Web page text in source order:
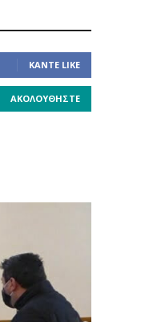
ΚΆΝΤΕ LIKE
ΑΚΟΛΟΥΘΉΣΤΕ